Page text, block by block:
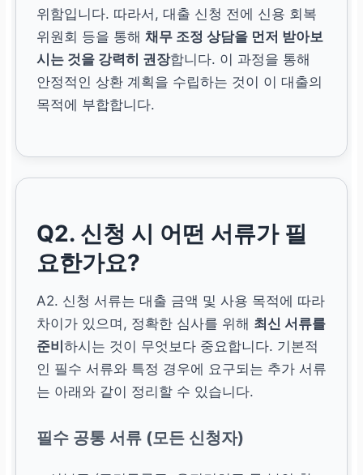
위함입니다. 따라서, 대출 신청 전에 신용 회복
위원회 등을 통해 채무 조정 상담을 먼저 받아보
시는 것을 강력히 권장합니다. 이 과정을 통해
안정적인 상환 계획을 수립하는 것이 이 대출의
목적에 부합합니다.
Q2. 신청 시 어떤 서류가 필
요한가요?
A2. 신청 서류는 대출 금액 및 사용 목적에 따라
차이가 있으며, 정확한 심사를 위해 최신 서류를
준비 하시는 것이 무엇보다 중요합니다. 기본적
인 필수 서류와 특정 경우에 요구되는 추가 서류
는 아래와 같이 정리할 수 있습니다.
필수 공통 서류 (모든 신청자)